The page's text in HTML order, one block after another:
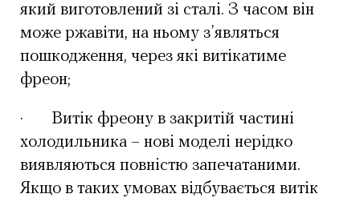
який виготовлений зі сталі. З часом він
може ржавіти, на ньому з’являться
пошкодження, через які витікатиме
фреон;
· Витік фреону в закритій частині
холодильника – нові моделі нерідко
виявляються повністю запечатаними.
Якщо в таких умовах відбувається витік